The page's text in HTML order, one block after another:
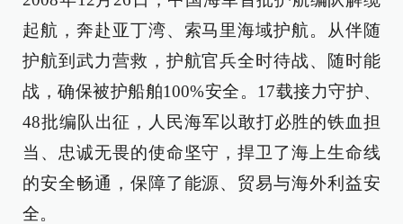
起航，奔赴亚丁湾、索马里海域护航。从伴随
护航到武力营救，护航官兵全时待战、随时能
战，确保被护船舶100%安全。17载接力守护、
48批编队出征，人民海军以敢打必胜的铁血担
当、忠诚无畏的使命坚守，捍卫了海上生命线
的安全畅通，保障了能源、贸易与海外利益安
全。